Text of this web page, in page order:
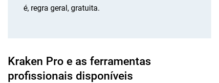
é, regra geral, gratuita.
Kraken Pro e as ferramentas
profissionais disponíveis